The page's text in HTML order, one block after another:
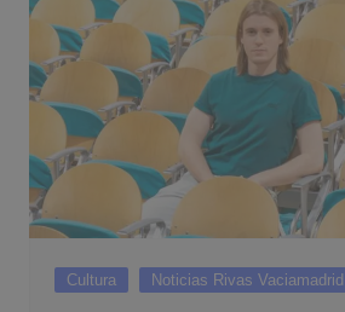
Cultura Noticias Rivas Vaciamadrid